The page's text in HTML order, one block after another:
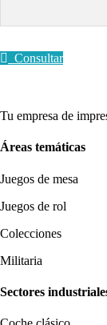
Consultar
Tu empresa de
Áreas temáticas
Juegos de mesa
Juegos de rol
Colecciones
Militaria
Sectores